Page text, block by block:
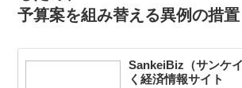
予算案を組み替える異例の措置
SankeiBiz（サンケ
く経済情報サイト